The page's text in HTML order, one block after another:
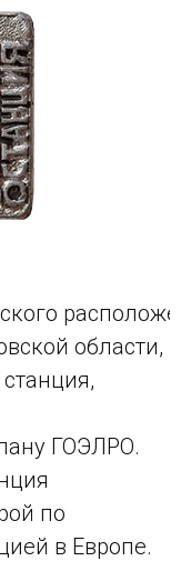
области,
ГОЭЛРО.
по
в Европе.